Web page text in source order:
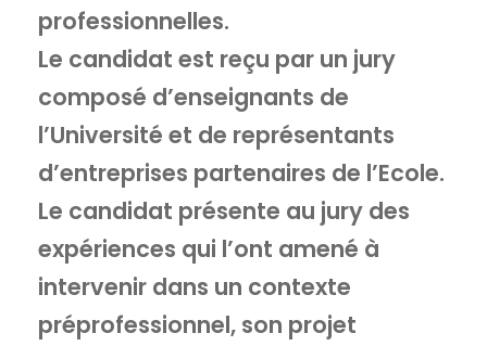
professionnelles.
Le candidat est reçu par un jury
composé d’enseignants de
l’Université et de représentants
d’entreprises partenaires de l’Ecole.
Le candidat présente au jury des
expériences qui l’ont amené à
intervenir dans un contexte
préprofessionnel, son projet